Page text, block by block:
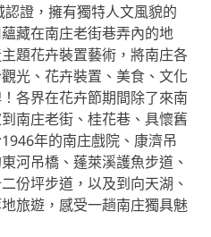
證，擁有獨特人文風貌的
藏在南庄老街巷弄內的地
題花卉裝置藝術，將南庄各
光、花卉裝置、美食、文化
各界在花卉節期間除了來南
南庄老街、桂花巷、具懷舊
年的南庄戲院、康濟吊
河吊橋、蓬萊溪護魚步道、
份坪步道，以及到向天湖、
旅遊，感受一趟南庄獨具魅